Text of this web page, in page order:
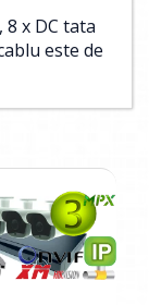
8 x DC tata
este de